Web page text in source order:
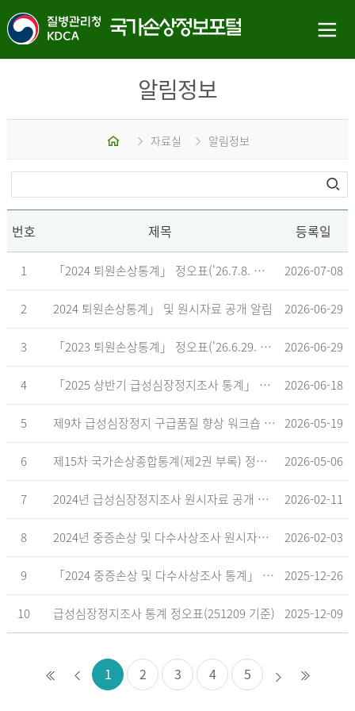
알림정보
홈 자료실 알림정보
번호 제목 등록일
1 「2024 퇴원손상통계」 정오표('26.7.8. 기준) 2026-07-08
2 2024 퇴원손상통계」 및 원시자료 공개 알림 2026-06-29
3 「2023 퇴원손상통계」 정오표('26.6.29. 기준) 2026-06-29
4 「2025 상반기 급성심장정지조사 통계」 공표 2026-06-18
5 제9차 급성심장정지 구급품질 향상 워크숍 개최 안내 2026-05-19
6 제15차 국가손상종합통계(제2권 부록) 정오표('26.5.18. 기준) 2026-05-06
7 2024년 급성심장정지조사 원시자료 공개 알림 2026-02-11
8 2024년 중증손상 및 다수사상조사 원시자료 공개 알림 2026-02-03
9 「2024 중증손상 및 다수사상조사 통계」 공표 2025-12-26
10 급성심장정지조사 통계 정오표(251209 기준) 2025-12-09
1 2 3 4 5